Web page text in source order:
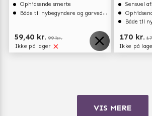
Ophidsende smerte
Både til nybegyndere og garvede eksperter
59,40 kr. 99 kr.
Ikke på lager
Sensuel
Både til
170 kr.
Ikke på
VIS MERE